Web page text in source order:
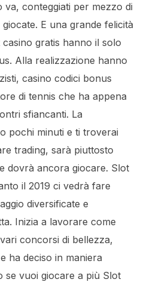
conteggiati per mezzo di
E una grande felicità
gratis hanno il solo
Alla realizzazione hanno
casino codici bonus
di tennis che ha appena
sfiancanti. La
pochi minuti e ti troverai
trading, sarà piuttosto
dovrà ancora giocare. Slot
il 2019 ci vedrà fare
diversificate e
Inizia a lavorare come
concorsi di bellezza,
ha deciso in maniera
se vuoi giocare a più Slot